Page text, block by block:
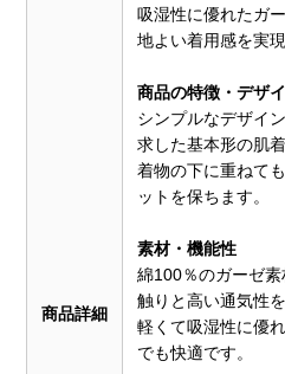
商品詳細
吸湿性に優れたガ
地よい着用感を実現
商品の特徴・デザ
シンプルなデザイ
求した基本形の肌着
着物の下に重ねて
ットを保ちます。
素材・機能性
綿100％のガーゼ
触りと高い通気性を
軽くて吸湿性に優
でも快適です。